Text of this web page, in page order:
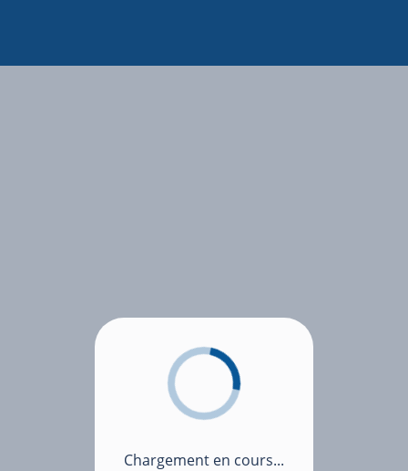
Chargement en cours...